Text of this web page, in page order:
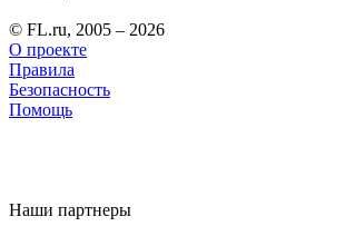
© FL.ru, 2005 – 2026
О проекте
Правила
Безопасность
Помощь
Наши партнеры